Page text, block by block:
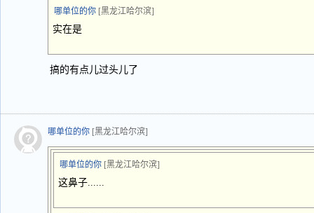
哪单位的你 [黑龙江哈尔滨]
实在是
搞的有点儿过头儿了
哪单位的你 [黑龙江哈尔滨]
哪单位的你 [黑龙江哈尔滨]
这鼻子......